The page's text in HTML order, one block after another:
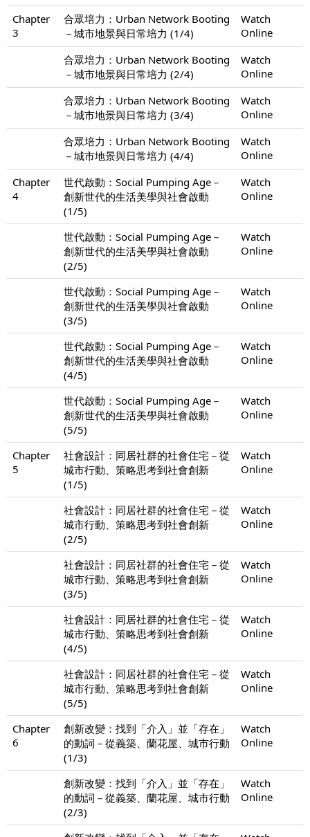
Chapter
3
合眾培力：Urban Network Booting
－城市地景與日常培力 (1/4)
Watch
Online
合眾培力：Urban Network Booting
－城市地景與日常培力 (2/4)
Watch
Online
合眾培力：Urban Network Booting
－城市地景與日常培力 (3/4)
Watch
Online
合眾培力：Urban Network Booting
－城市地景與日常培力 (4/4)
Watch
Online
Chapter
4
世代啟動：Social Pumping Age－
創新世代的生活美學與社會啟動
(1/5)
Watch
Online
世代啟動：Social Pumping Age－
創新世代的生活美學與社會啟動
(2/5)
Watch
Online
世代啟動：Social Pumping Age－
創新世代的生活美學與社會啟動
(3/5)
Watch
Online
世代啟動：Social Pumping Age－
創新世代的生活美學與社會啟動
(4/5)
Watch
Online
世代啟動：Social Pumping Age－
創新世代的生活美學與社會啟動
(5/5)
Watch
Online
Chapter
5
社會設計：同居社群的社會住宅－從
城市行動、策略思考到社會創新
(1/5)
Watch
Online
社會設計：同居社群的社會住宅－從
城市行動、策略思考到社會創新
(2/5)
Watch
Online
社會設計：同居社群的社會住宅－從
城市行動、策略思考到社會創新
(3/5)
Watch
Online
社會設計：同居社群的社會住宅－從
城市行動、策略思考到社會創新
(4/5)
Watch
Online
社會設計：同居社群的社會住宅－從
城市行動、策略思考到社會創新
(5/5)
Watch
Online
Chapter
6
創新改變：找到「介入」並「存在」
的動詞－從義築、蘭花屋、城市行動
(1/3)
Watch
Online
創新改變：找到「介入」並「存在」
的動詞－從義築、蘭花屋、城市行動
(2/3)
Watch
Online